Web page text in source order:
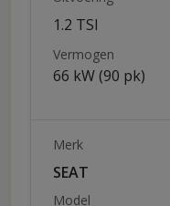
1.2 TSI
Vermogen
66 kW (90 pk)
Merk
SEAT
Model